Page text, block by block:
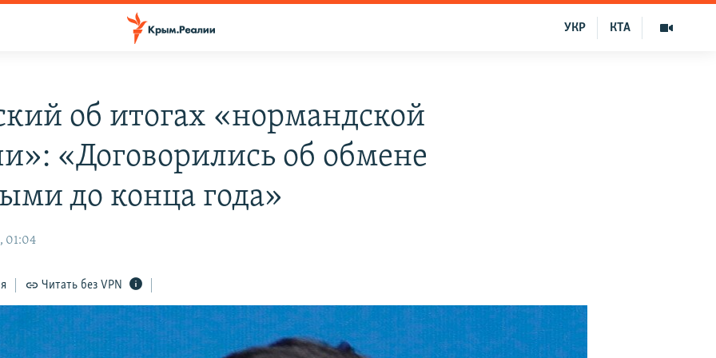
КТА
УКР
об итогах «нормандской
«Договорились об обмене
до конца года»
01:04
Читать без VPN